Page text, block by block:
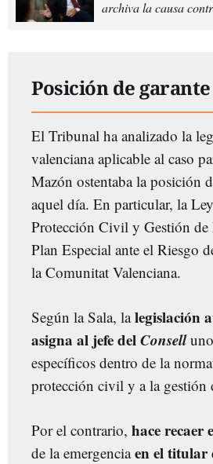
archiva la causa
Posición de garante
El Tribunal ha analizado la
valenciana aplicable al caso
Mazón ostentaba la posición
aquel día. En particular, la
Protección Civil y Gestión de
Plan Especial ante el Riesgo
la Comunitat Valenciana.
Según la Sala, lalegislación
asigna al jefe delConsell
específicos dentro de la
protección civil y a la gestión
Por el contrario, hace recaer
de la emergenciaen el titular